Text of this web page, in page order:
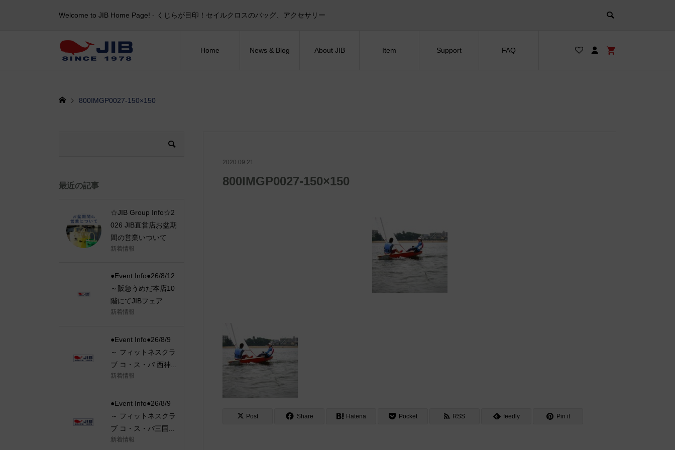
Welcome to JIB Home Page! ‐ くじらが目印！セイルクロスのバッグ、アクセサリー
Home News & Blog About JIB Item Support FAQ
800IMGP0027-150×150
2020.09.21
800IMGP0027-150×150
Post Share Hatena Pocket RSS feedly Pin it
最近の記事
☆JIB Group Info☆2
026 JIB直営店お盆期
間の営業いついて
新着情報
●Event Info●26/8/12
～阪急うめだ本店10
階にてJIBフェア
新着情報
●Event Info●26/8/9
～ フィットネスクラ
ブ コ・ス・パ 西神...
新着情報
●Event Info●26/8/9
～ フィットネスクラ
ブ コ・ス・パ三国...
新着情報